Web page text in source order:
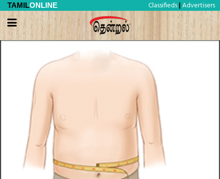
TAMILONLINE Classifieds | Advertisers